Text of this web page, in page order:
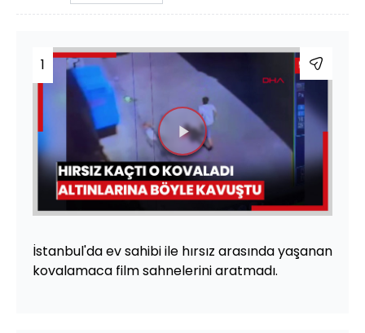
1
Videoyu
Oynat
İstanbul'da ev sahibi ile hırsız arasında yaşanan
kovalamaca film sahnelerini aratmadı.